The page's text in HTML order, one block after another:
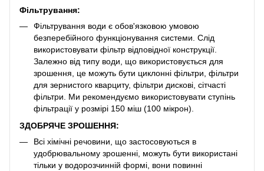
Фільтрування:
Фільтрування води є обов'язковою умовою
безперебійного функціонування системи. Слід
використовувати фільтр відповідної конструкції.
Залежно від типу води, що використовується для
зрошення, це можуть бути циклонні фільтри, фільтри
для зернистого кварциту, фільтри дискові, сітчасті
фільтри. Ми рекомендуємо використовувати ступінь
фільтрації у розмірі 150 міш (100 мікрон).
ЗДОБРЯЧЕ ЗРОШЕННЯ:
Всі хімічні речовини, що застосовуються в
удобрювальному зрошенні, можуть бути використані
тільки у водорозчинній формі, вони повинні